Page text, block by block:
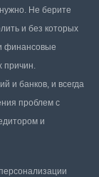
Не берите
и без которых
финансовые
причин.
и банков, и всегда
проблем с
и